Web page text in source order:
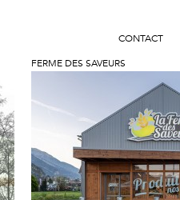
CONTACT
FERME DES SAVEURS